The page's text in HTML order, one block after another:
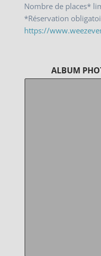
Nombre de places*
*Réservation
https://
ALBUM